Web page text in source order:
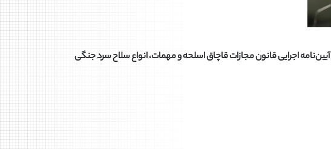
اجرایی قانون مجازات قاچاق اسلحه و مهمات، انواع سلاح سرد جنگی